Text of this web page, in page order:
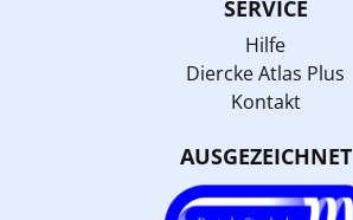
SERVICE
Hilfe
Diercke Atlas Plus
Kontakt
AUSGEZEICHNET